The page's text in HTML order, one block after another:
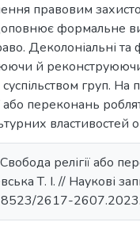
правовим
формальне
Деколоніальні та
й реконструюючи
груп. На
або переконань
властивостей
релігії або
Т. І. // Наукові
2617-